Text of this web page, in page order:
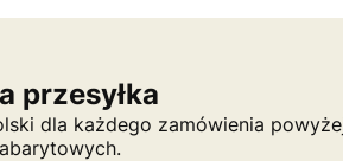
przesyłka
dla każdego zamówienia